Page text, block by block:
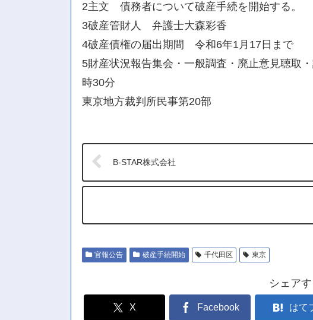
2主文 債務者について破産手続を開始する。
3破産管財人 弁護士大森彩香
4破産債権の届出期間 令和6年1月17日まで
5財産状況報告集会・一般調査・廃止意見聴取
時30分
東京地方裁判所民事第20部
B-STAR株式会社
官報公告 破産手続開始 千代田区 東京
シェア
X Facebook はて